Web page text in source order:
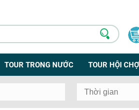
TOUR TRONG NƯỚC TOUR HỘI CHỢ